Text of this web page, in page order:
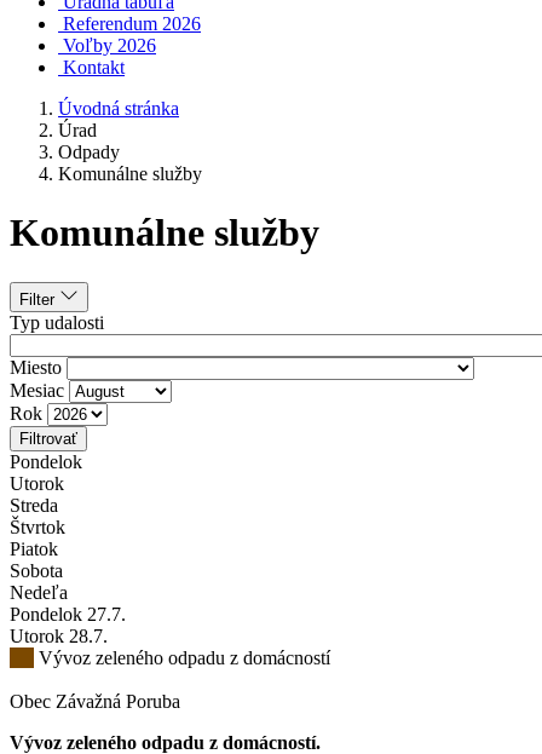
Referendum 2026
Voľby 2026
Kontakt
Úvodná stránka
Úrad
Odpady
Komunálne služby
Komunálne služby
Filter
Typ udalosti
Miesto
Mesiac
Rok
Filtrovať
Pondelok
Utorok
Streda
Štvrtok
Piatok
Sobota
Nedeľa
Pondelok 27.7.
Utorok 28.7.
Vývoz zeleného odpadu z domácností
Obec Závažná Poruba
Vývoz zeleného odpadu z domácností.